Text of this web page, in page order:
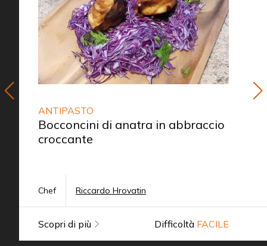
ANTIPASTO
Bocconcini di anatra in abbraccio
croccante
Chef Riccardo Hrovatin
Scopri di più Difficoltà FACILE